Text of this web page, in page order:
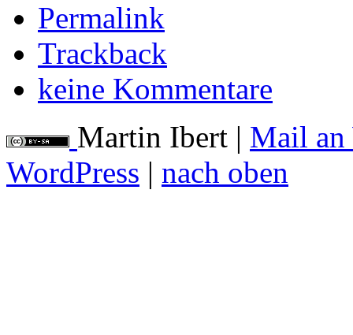
Permalink
Trackback
keine Kommentare
Martin Ibert | Mail an
WordPress | nach oben